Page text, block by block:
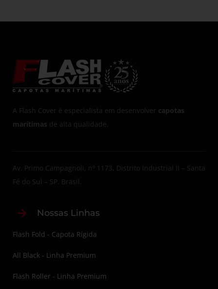
A Flash Cover é especialista em desenvolver capotas
marítimas de alta qualidade.
Av. Primo Campagnoli, nº 1173, Distrito Industrial II – Santa
Fé do Sul – SP. Brasil.
Nossas Linhas
Flash Fold - Capota Rígida
All Black - Linha Premium
Flash Roller - Linha Premium